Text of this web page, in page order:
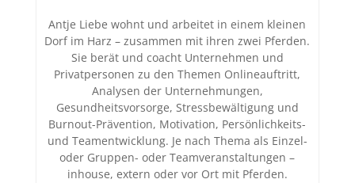
Antje Liebe wohnt und arbeitet in einem kleinen
Dorf im Harz – zusammen mit ihren zwei Pferden.
Sie berät und coacht Unternehmen und
Privatpersonen zu den Themen Onlineauftritt,
Analysen der Unternehmungen,
Gesundheitsvorsorge, Stressbewältigung und
Burnout-Prävention, Motivation, Persönlichkeits-
und Teamentwicklung. Je nach Thema als Einzel-
oder Gruppen- oder Teamveranstaltungen –
inhouse, extern oder vor Ort mit Pferden.